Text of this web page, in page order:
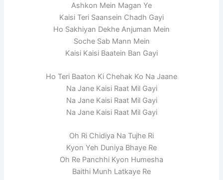
Ashkon Mein Magan Ye
Kaisi Teri Saansein Chadh Gayi
Ho Sakhiyan Dekhe Anjuman Mein
Soche Sab Mann Mein
Kaisi Kaisi Baatein Ban Gayi
Ho Teri Baaton Ki Chehak Ko Na Jaane
Na Jane Kaisi Raat Mil Gayi
Na Jane Kaisi Raat Mil Gayi
Na Jane Kaisi Raat Mil Gayi
Oh Ri Chidiya Na Tujhe Ri
Kyon Yeh Duniya Bhaye Re
Oh Re Panchhi Kyon Humesha
Baithi Munh Latkaye Re